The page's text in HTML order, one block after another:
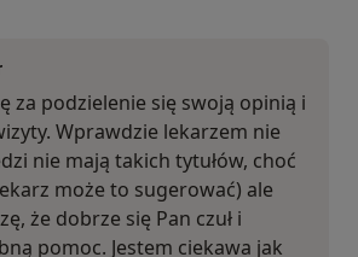
za podzielenie się swoją opinią i
Wprawdzie lekarzem nie
nie mają takich tytułów, choć
może to sugerować) ale
że dobrze się Pan czuł i
pomoc. Jestem ciekawa jak